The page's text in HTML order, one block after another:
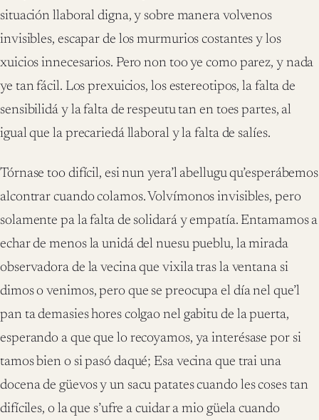
situación llaboral digna, y sobre manera volvenos
invisibles, escapar de los murmurios costantes y los
xuicios innecesarios. Pero non too ye como parez, y nada
ye tan fácil. Los prexuicios, los estereotipos, la falta de
sensibilidá y la falta de respeutu tan en toes partes, al
igual que la precariedá llaboral y la falta de salíes.
Tórnase too difícil, esi nun yera’l abellugu qu’esperábemos
alcontrar cuando colamos. Volvímonos invisibles, pero
solamente pa la falta de solidará y empatía. Entamamos a
echar de menos la unidá del nuesu pueblu, la mirada
observadora de la vecina que vixila tras la ventana si
dimos o venimos, pero que se preocupa el día nel que’l
pan ta demasies hores colgao nel gabitu de la puerta,
esperando a que que lo recoyamos, ya interésase por si
tamos bien o si pasó daqué; Esa vecina que trai una
docena de güevos y un sacu patates cuando les coses tan
difíciles, o la que s’ufre a cuidar a mio güela cuando